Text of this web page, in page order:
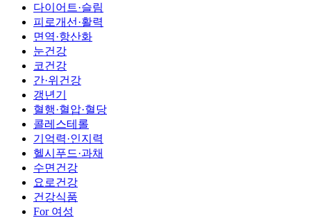
다이어트·슬림
피로개선·활력
면역·항산화
눈건강
코건강
간·위건강
갱년기
혈행·혈압·혈당
콜레스테롤
기억력·인지력
헬시푸드·과채
수면건강
요로건강
건강식품
For 여성